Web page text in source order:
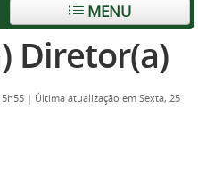
MENU
Diretor(a)
| Última atualização em Sexta, 25